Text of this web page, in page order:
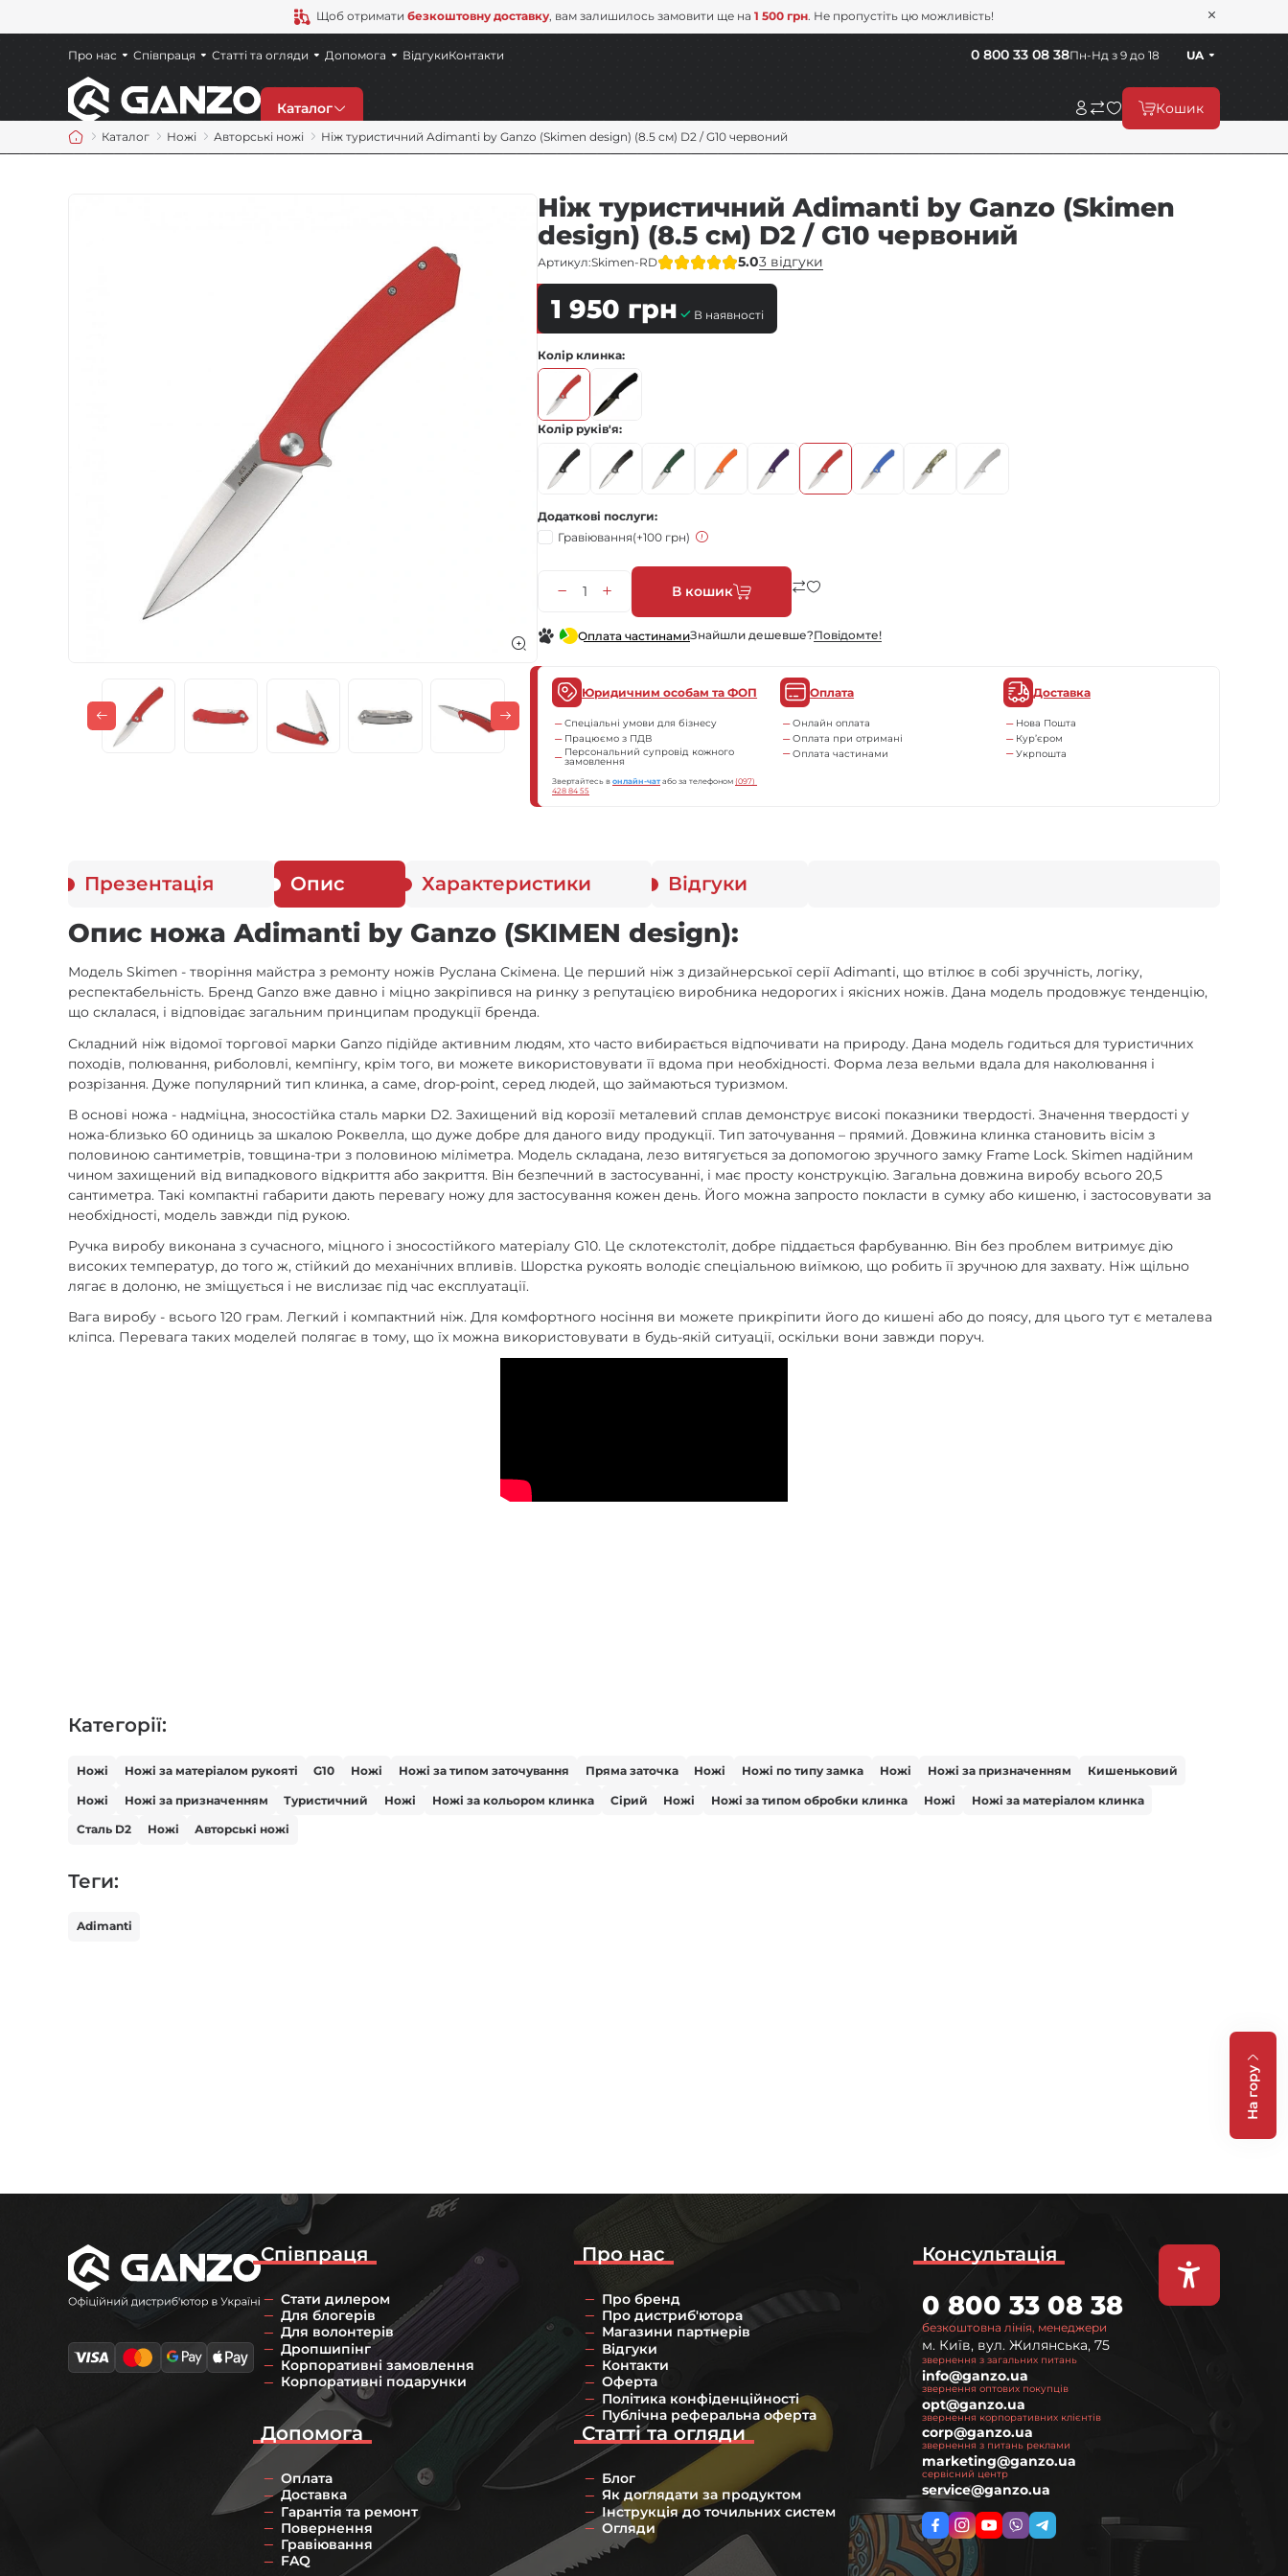
Щоб отримати безкоштовну доставку, вам залишилось замовити ще на 1 500 грн. Не пропустіть цю можливість!
Каталог
Точила
Мультитули
Газові пальники
Кошик
Пн-Нд з 9 до 18
0 800 33 08 38 UA
Про нас Співпраця Статті та огляди Допомога ВідгукиКонтакти
Каталог Ножі Авторські ножі Нiж туристичний Adimanti by Ganzo (Skimen design) (8.5 см) D2 / G10 червоний
Нiж туристичний Adimanti by Ganzo (Skimen
design) (8.5 см) D2 / G10 червоний
Артикул:Skimen-RD 5.03 відгуки
1 950 грн В наявності
Колір клинка
Колір руків'я
Додаткові послуги
Гравіювання(+100 грн)
В кошик
Оплата частинамиЗнайшли дешевше?Повiдомте!
Юридичним особам та ФОП
Спеціальні умови для бізнесу
Працюємо з ПДВ
Персональний супровід кожного
замовлення
Звертайтесь вонлайн-чат або за телефоном(097)
428 84 55
Оплата
Онлайн оплата
Оплата при отримані
Оплата частинами
Доставка
Нова Пошта
Кур’єром
Укрпошта
Презентація Опис Характеристики Відгуки
Опис ножа Adimanti by Ganzo (SKIMEN design):
Модель Skimen - творіння майстра з ремонту ножів Руслана Скімена. Це перший ніж з дизайнерської серії Adimanti, що втілює в собі зручність, логіку,
респектабельність. Бренд Ganzo вже давно і міцно закріпився на ринку з репутацією виробника недорогих і якісних ножів. Дана модель продовжує тенденцію,
що склалася, і відповідає загальним принципам продукції бренда.
Складний ніж відомої торгової марки Ganzo підійде активним людям, хто часто вибирається відпочивати на природу. Дана модель годиться для туристичних
походів, полювання, риболовлі, кемпінгу, крім того, ви можете використовувати її вдома при необхідності. Форма леза вельми вдала для наколювання і
розрізання. Дуже популярний тип клинка, а саме, drop-point, серед людей, що займаються туризмом.
В основі ножа - надміцна, зносостійка сталь марки D2. Захищений від корозії металевий сплав демонструє високі показники твердості. Значення твердості у
ножа-близько 60 одиниць за шкалою Роквелла, що дуже добре для даного виду продукції. Тип заточування – прямий. Довжина клинка становить вісім з
половиною сантиметрів, товщина-три з половиною міліметра. Модель складана, лезо витягується за допомогою зручного замку Frame Lock. Skimen надійним
чином захищений від випадкового відкриття або закриття. Він безпечний в застосуванні, і має просту конструкцію. Загальна довжина виробу всього 20,5
сантиметра. Такі компактні габарити дають перевагу ножу для застосування кожен день. Його можна запросто покласти в сумку або кишеню, і застосовувати за
необхідності, модель завжди під рукою.
Ручка виробу виконана з сучасного, міцного і зносостійкого матеріалу G10. Це склотекстоліт, добре піддається фарбуванню. Він без проблем витримує дію
високих температур, до того ж, стійкий до механічних впливів. Шорстка рукоять володіє спеціальною виїмкою, що робить її зручною для захвату. Ніж щільно
лягає в долоню, не зміщується і не вислизає під час експлуатації.
Вага виробу - всього 120 грам. Легкий і компактний ніж. Для комфортного носіння ви можете прикріпити його до кишені або до поясу, для цього тут є металева
кліпса. Перевага таких моделей полягає в тому, що їх можна використовувати в будь-якій ситуації, оскільки вони завжди поруч.
Категорії:
Ножі Ножі за матеріалом рукояті G10 Ножі Ножі за типом заточування Пряма заточка Ножі Ножі по типу замка Ножі Ножі за призначенням Кишеньковий
Ножі Ножі за призначенням Туристичний Ножі Ножі за кольором клинка Сірий Ножі Ножі за типом обробки клинка Ножі Ножі за матеріалом клинка
Сталь D2 Ножі Авторські ножі
Теги:
Adimanti
На гору
Про нас
Про бренд
Про дистриб'ютора
Магазини партнерів
Відгуки
Контакти
Оферта
Політика конфіденційності
Публічна реферальна оферта
Співпраця
Стати дилером
Для блогерів
Для волонтерів
Дропшипінг
Корпоративні замовлення
Корпоративні подарунки
Статті та огляди
Блог
Як доглядати за продуктом
Інструкція до точильних систем
Огляди
Допомога
Оплата
Доставка
Гарантія та ремонт
Повернення
Гравіювання
FAQ
Консультація
безкоштовна лінія, менеджери
0 800 33 08 38
м. Київ, вул. Жилянська, 75
звернення з загальних питань
info@ganzo.ua
звернення оптових покупців
opt@ganzo.ua
звернення корпоративних клієнтів
corp@ganzo.ua
звернення з питань реклами
marketing@ganzo.ua
сервісний центр
service@ganzo.ua